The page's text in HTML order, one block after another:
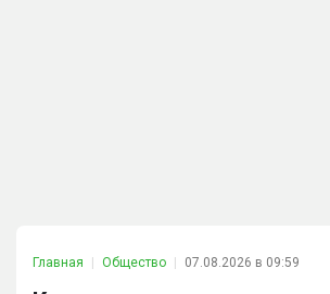
Главная Общество 07.08.2026 в 09:59